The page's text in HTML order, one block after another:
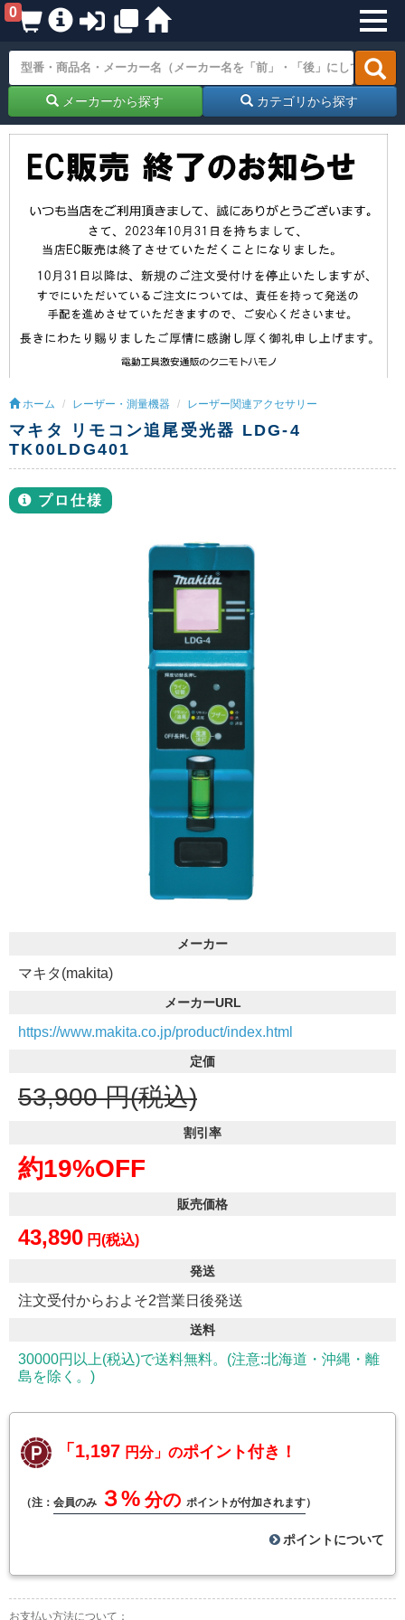
0
メーカーから探す カテゴリから探す
ホーム レーザー・測量機器 レーザー関連アクセサリー
マキタ リモコン追尾受光器 LDG-4
TK00LDG401
プロ仕様
メーカー
マキタ(makita)
メーカーURL
https://www.makita.co.jp/product/index.html
定価
53,900 円(税込)
割引率
約19%OFF
販売価格
43,890 円(税込)
発送
注文受付からおよそ2営業日後発送
送料
30000円以上(税込)で送料無料。(注意:北海道・沖縄・離
島を除く。)
「1,197 円分」のポイント付き！
（注： 会員のみ ３% 分の ポイントが付加されます）
ポイントについて
お支払い方法について：